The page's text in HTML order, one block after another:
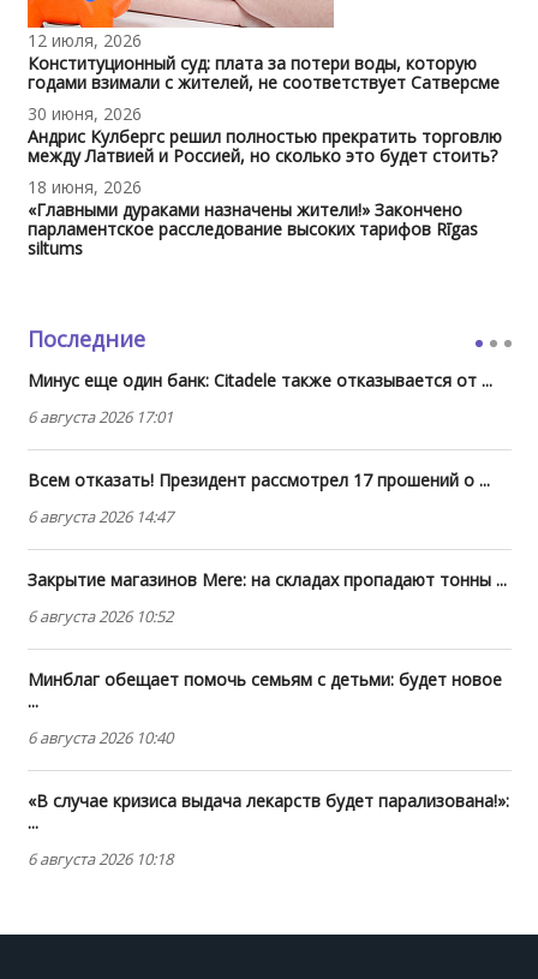
12 июля, 2026
Конституционный суд: плата за потери воды, которую
годами взимали с жителей, не соответствует Сатверсме
30 июня, 2026
Андрис Кулбергс решил полностью прекратить торговлю
между Латвией и Россией, но сколько это будет стоить?
18 июня, 2026
«Главными дураками назначены жители!» Закончено
парламентское расследование высоких тарифов Rīgas
siltums
Последние
Минус еще один банк: Citadele также отказывается от ...
6 августа 2026 17:01
Всем отказать! Президент рассмотрел 17 прошений о ...
6 августа 2026 14:47
Закрытие магазинов Mere: на складах пропадают тонны ...
6 августа 2026 10:52
Минблаг обещает помочь семьям с детьми: будет новое
...
6 августа 2026 10:40
«В случае кризиса выдача лекарств будет парализована!»:
...
6 августа 2026 10:18